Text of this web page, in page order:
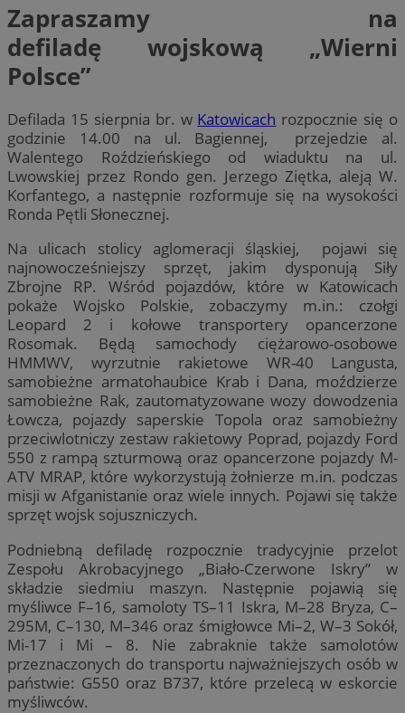
Zapraszamy na
defiladę wojskową „Wierni
Polsce”
Defilada 15 sierpnia br. w Katowicach rozpocznie się o
godzinie 14.00 na ul. Bagiennej, przejedzie al.
Walentego Roździeńskiego od wiaduktu na ul.
Lwowskiej przez Rondo gen. Jerzego Ziętka, aleją W.
Korfantego, a następnie rozformuje się na wysokości
Ronda Pętli Słonecznej.
Na ulicach stolicy aglomeracji śląskiej, pojawi się
najnowocześniejszy sprzęt, jakim dysponują Siły
Zbrojne RP. Wśród pojazdów, które w Katowicach
pokaże Wojsko Polskie, zobaczymy m.in.: czołgi
Leopard 2 i kołowe transportery opancerzone
Rosomak. Będą samochody ciężarowo-osobowe
HMMWV, wyrzutnie rakietowe WR-40 Langusta,
samobieżne armatohaubice Krab i Dana, moździerze
samobieżne Rak, zautomatyzowane wozy dowodzenia
Łowcza, pojazdy saperskie Topola oraz samobieżny
przeciwlotniczy zestaw rakietowy Poprad, pojazdy Ford
550 z rampą szturmową oraz opancerzone pojazdy M-
ATV MRAP, które wykorzystują żołnierze m.in. podczas
misji w Afganistanie oraz wiele innych. Pojawi się także
sprzęt wojsk sojuszniczych.
Podniebną defiladę rozpocznie tradycyjnie przelot
Zespołu Akrobacyjnego „Biało-Czerwone Iskry” w
składzie siedmiu maszyn. Następnie pojawią się
myśliwce F–16, samoloty TS–11 Iskra, M–28 Bryza, C–
295M, C–130, M–346 oraz śmigłowce Mi–2, W–3 Sokół,
Mi-17 i Mi – 8. Nie zabraknie także samolotów
przeznaczonych do transportu najważniejszych osób w
państwie: G550 oraz B737, które przelecą w eskorcie
myśliwców.